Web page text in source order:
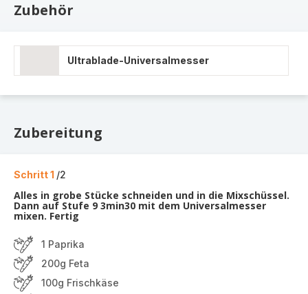
Zubehör
Ultrablade-Universalmesser
Zubereitung
Schritt 1 /2
Alles in grobe Stücke schneiden und in die Mixschüssel.
Dann auf Stufe 9 3min30 mit dem Universalmesser
mixen. Fertig
1 Paprika
200g Feta
100g Frischkäse